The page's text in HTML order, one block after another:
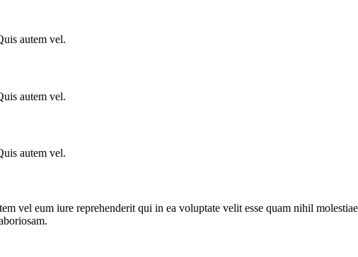
autem vel.
autem vel.
autem vel.
vel eum iure reprehenderit qui in ea voluptate velit esse quam nihil